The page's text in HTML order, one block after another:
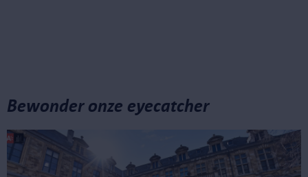
Bewonder onze eyecatcher